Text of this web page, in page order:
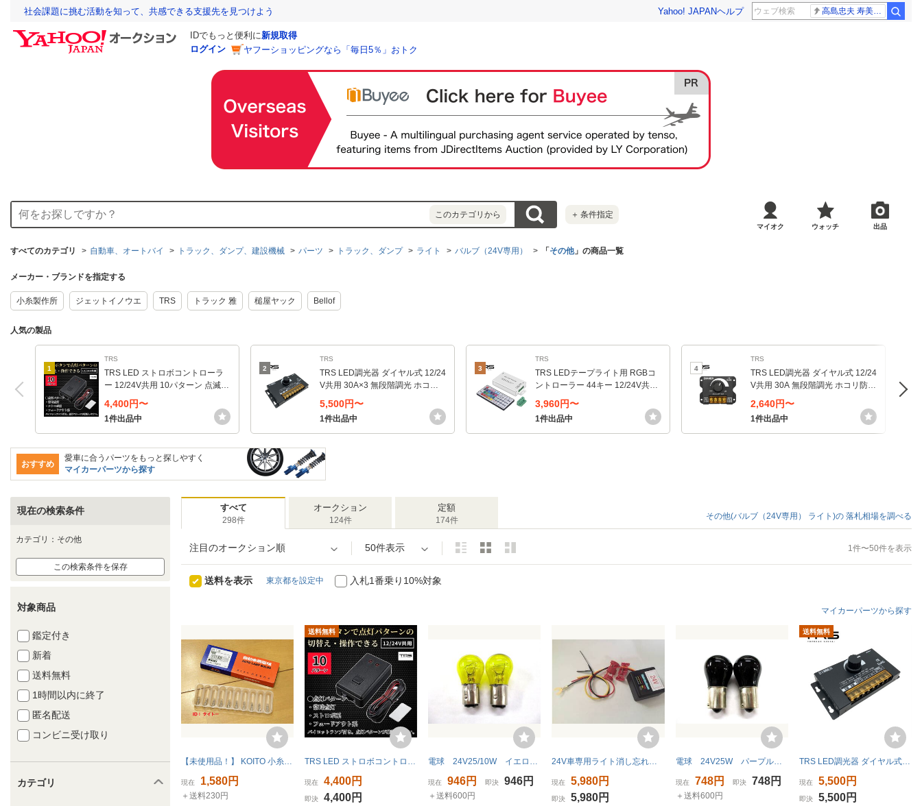
社会課題に挑む活動を知って、共感できる支援先を見つけよう Yahoo! JAPANヘルプ 高島忠夫 寿美花代さん死去
IDでもっと便利に新規取得
ログイン
ヤフーショッピングなら「毎日5％」おトク
このカテゴリから ＋ 条件指定
マイオク ウォッチ 出品
すべてのカテゴリ 自動車、オートバイ トラック、ダンプ、建設機械 パーツ トラック、ダンプ ライト バルブ（24V専用） 「 その他」の商品一覧
メーカー・ブランドを指定する
小糸製作所 ジェットイノウエ TRS トラック 雅 槌屋ヤック Bellof
人気の製品
1
TRS
TRS LED ストロボコントローラ
ー 12/24V共用 10パターン 点滅/
点灯/フラッシュ/ホタル スイッチ
付 315142
4,400円〜
1件出品中
2
TRS
TRS LED調光器 ダイヤル式 12/24
V共用 30A×3 無段階調光 ホコリ
防止カバー付 315182
5,500円〜
1件出品中
3
TRS
TRS LEDテープライト用 RGBコ
ントローラー 44キー 12/24V共用
24A 5050 315143
3,960円〜
1件出品中
4
TRS
TRS LED調光器 ダイヤル式 12/24
V共用 30A 無段階調光 ホコリ防止
カバー付 315180
2,640円〜
1件出品中
おすすめ
愛車に合うパーツをもっと探しやすく
マイカーパーツから探す
現在の検索条件
カテゴリ：その他
この検索条件を保存
対象商品
鑑定付き
新着
送料無料
1時間以内に終了
匿名配送
コンビニ受け取り
カテゴリ
すべて
298件
オークション
124件
定額
174件 その他(バルブ（24V専用） ライト)の 落札相場を調べる
注目のオークション順 50件表示 1件〜50件を表示
送料を表示 東京都を設定中 入札1番乗り10%対象
マイカーパーツから探す
【未使用品！】 KOITO 小糸製作所 24V用ウェッジベース電球 W2X4.6d T5 1.2W
現在 1,580円
＋送料230円
送料無料
TRS LED ストロボコントローラー 12/24V共用 10パターン 点滅/点灯/フラッシュ/ホタル スイッチ付 315142
現在 4,400円
即決 4,400円
電球 24V25/10W イエロー（黄色） ダブル球 2個セット カラー球
現在 946円 即決 946円
＋送料600円
24V車専用ライト消し忘れ防止アラーム
現在 5,980円
即決 5,980円
電球 24V25W パープル（紫） シングル球 2個セット
現在 748円 即決 748円
＋送料600円
送料無料
TRS LED調光器 ダイヤル式 12/24V共用 30A×3 無段階調光 ホコリ防止カバー付 315182
現在 5,500円
即決 5,500円